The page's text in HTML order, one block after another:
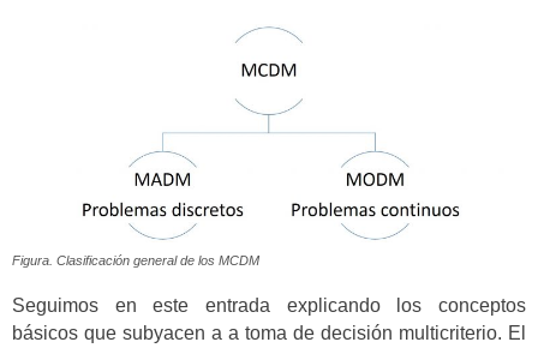
Figura. Clasificación general de los MCDM
Seguimos en este entrada explicando los conceptos
básicos que subyacen a a toma de decisión multicriterio. El